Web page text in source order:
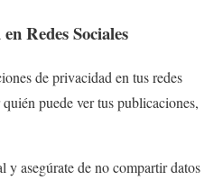
Redes Sociales
de privacidad en tus redes
puede ver tus publicaciones,
asegúrate de no compartir datos